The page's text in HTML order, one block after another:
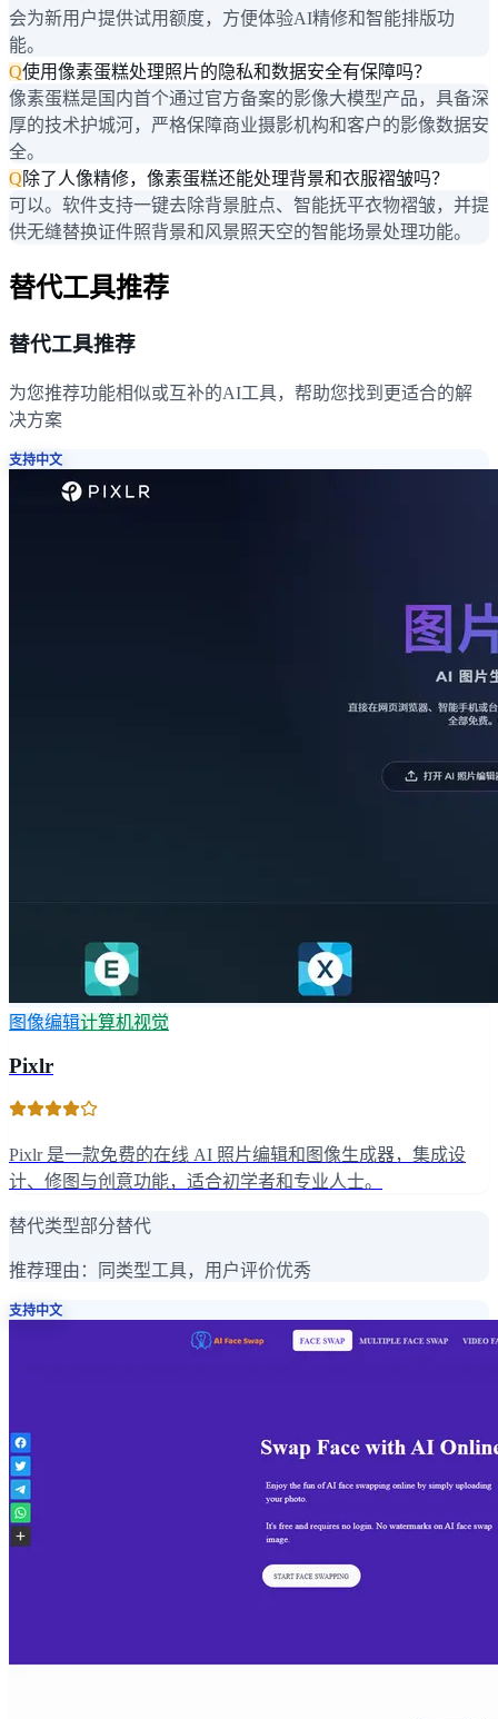
会为新用户提供试用额度，方便体验AI精修和智能排版功
能。
Q使用像素蛋糕处理照片的隐私和数据安全有保障吗？
像素蛋糕是国内首个通过官方备案的影像大模型产品，具备深
厚的技术护城河，严格保障商业摄影机构和客户的影像数据安
全。
Q除了人像精修，像素蛋糕还能处理背景和衣服褶皱吗？
可以。软件支持一键去除背景脏点、智能抚平衣物褶皱，并提
供无缝替换证件照背景和风景照天空的智能场景处理功能。
替代工具推荐
替代工具推荐
为您推荐功能相似或互补的AI工具，帮助您找到更适合的解
决方案
支持中文
图像编辑计算机视觉
Pixlr
Pixlr 是一款免费的在线 AI 照片编辑和图像生成器，集成设
计、修图与创意功能，适合初学者和专业人士。
替代类型部分替代
推荐理由： 同类型工具，用户评价优秀
支持中文